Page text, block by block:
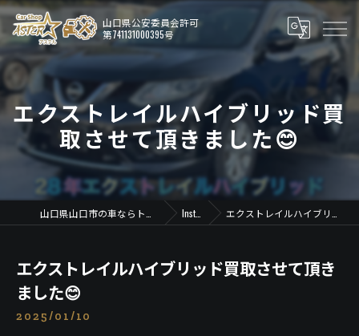
エクストレイルハイブリッド買
取させて頂きました😊
Instagram エクストレイルハイブリッド買取させて頂きました😊
エクストレイルハイブリッド買取させて頂き
ました😊
2025/01/10